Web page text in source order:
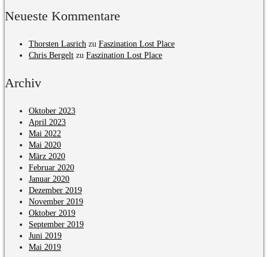
Neueste Kommentare
Thorsten Lasrich zu Faszination Lost Place
Chris Bergelt zu Faszination Lost Place
Archiv
Oktober 2023
April 2023
Mai 2022
Mai 2020
März 2020
Februar 2020
Januar 2020
Dezember 2019
November 2019
Oktober 2019
September 2019
Juni 2019
Mai 2019